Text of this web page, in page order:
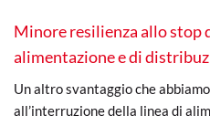
Minore resilienza allo stop
alimentazione e di
Un altro svantaggio che
all’interruzione della linea di